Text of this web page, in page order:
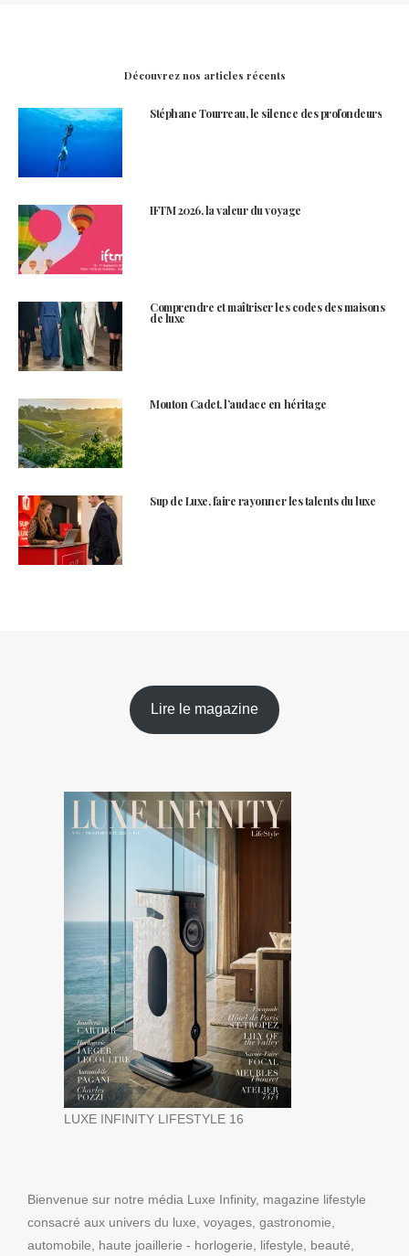
Découvrez nos articles récents
Stéphane Tourreau, le silence des profondeurs
IFTM 2026, la valeur du voyage
Comprendre et maîtriser les codes des maisons
de luxe
Mouton Cadet, l’audace en héritage
Sup de Luxe, faire rayonner les talents du luxe
Lire le magazine
LUXE INFINITY LIFESTYLE 16
Bienvenue sur notre média Luxe Infinity, magazine lifestyle
consacré aux univers du luxe, voyages, gastronomie,
automobile, haute joaillerie - horlogerie, lifestyle, beauté,